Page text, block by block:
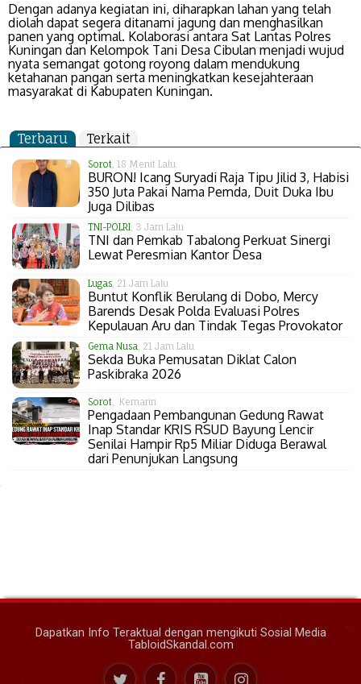
Dengan adanya kegiatan ini, diharapkan lahan yang telah
diolah dapat segera ditanami jagung dan menghasilkan
panen yang optimal. Kolaborasi antara Sat Lantas Polres
Kuningan dan Kelompok Tani Desa Cibulan menjadi wujud
nyata semangat gotong royong dalam mendukung
ketahanan pangan serta meningkatkan kesejahteraan
masyarakat di Kabupaten Kuningan.
Terbaru Terkait
Sorot, 18 Menit Lalu
BURON! Icang Suryadi Raja Tipu Jilid 3, Habisi
350 Juta Pakai Nama Pemda, Duit Duka Ibu
Juga Dilibas
TNI-POLRI, 3 Jam Lalu
TNI dan Pemkab Tabalong Perkuat Sinergi
Lewat Peresmian Kantor Desa
Lugas, 21 Jam Lalu
Buntut Konflik Berulang di Dobo, Mercy
Barends Desak Polda Evaluasi Polres
Kepulauan Aru dan Tindak Tegas Provokator
Gema Nusa , 21 Jam Lalu
Sekda Buka Pemusatan Diklat Calon
Paskibraka 2026
Sorot, Kemarin
Pengadaan Pembangunan Gedung Rawat
Inap Standar KRIS RSUD Bayung Lencir
Senilai Hampir Rp5 Miliar Diduga Berawal
dari Penunjukan Langsung
Dapatkan Info Teraktual dengan mengikuti Sosial Media
TabloidSkandal.com